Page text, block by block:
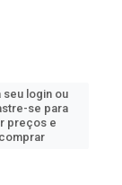
seu login ou
se para
preços e
comprar